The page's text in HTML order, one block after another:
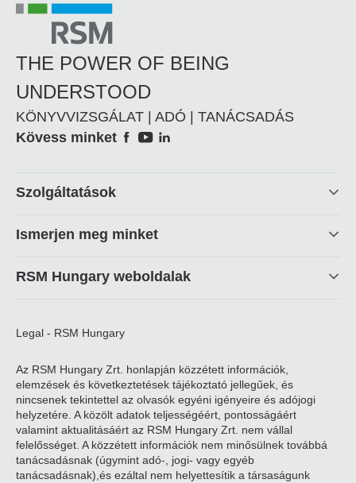
THE POWER OF BEING
UNDERSTOOD
KÖNYVVIZSGÁLAT | ADÓ | TANÁCSADÁS
Social
Kövess minket
Footer
Szolgáltatások
Ismerjen meg minket
RSM Hungary weboldalak
Legal - RSM Hungary
Az RSM Hungary Zrt. honlapján közzétett információk,
elemzések és következtetések tájékoztató jellegűek, és
nincsenek tekintettel az olvasók egyéni igényeire és adójogi
helyzetére. A közölt adatok teljességéért, pontosságáért
valamint aktualitásáért az RSM Hungary Zrt. nem vállal
felelősséget. A közzétett információk nem minősülnek továbbá
tanácsadásnak (úgymint adó-, jogi- vagy egyéb
tanácsadásnak),és ezáltal nem helyettesítik a társaságunk